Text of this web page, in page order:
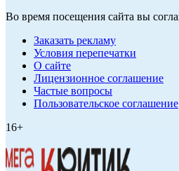
Во время посещения сайта вы
Заказать рекламу
Условия перепечатки
О сайте
Лицензионное соглашение
Частые вопросы
Пользовательское соглашение
16+